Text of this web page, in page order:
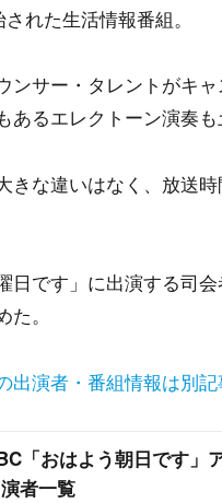
れた生活情報番組。
サー・タレントがキャ
あるエレクトーン演奏
きな違いはなく、放送
日です」に出演する司
。
出演者・番組情報は別
「おはよう朝日です」
者一覧